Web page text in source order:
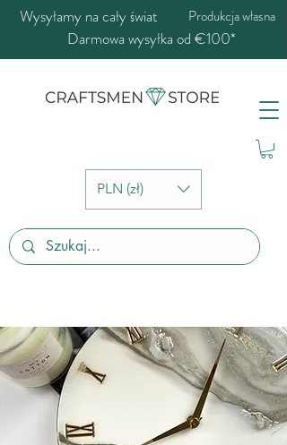
PLN (zł)
Wysyłamy na cały świat Produkcja własna
Darmowa wysyłka od €100*